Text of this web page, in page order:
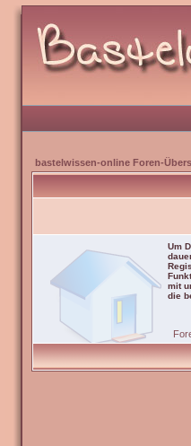
bastelwissen-online Foren-
Um
mit
die